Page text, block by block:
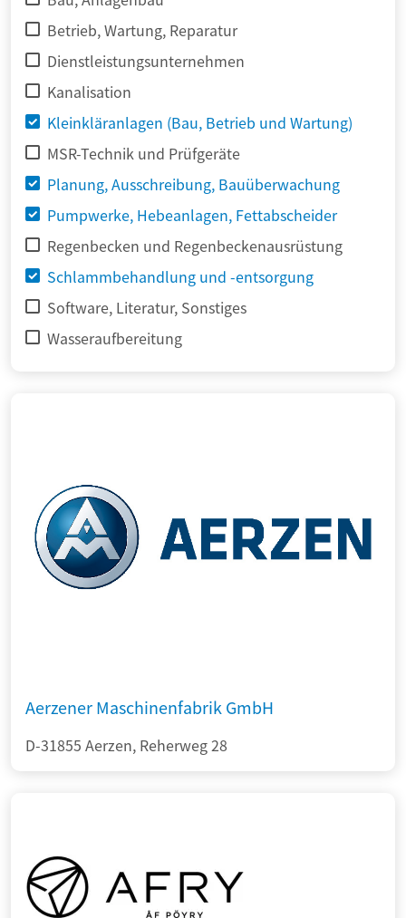
Betrieb, Wartung, Reparatur
Dienstleistungsunternehmen
Kanalisation
Kleinkläranlagen (Bau, Betrieb und Wartung)
MSR-Technik und Prüfgeräte
Planung, Ausschreibung, Bauüberwachung
Pumpwerke, Hebeanlagen, Fettabscheider
Regenbecken und Regenbeckenausrüstung
Schlammbehandlung und -entsorgung
Software, Literatur, Sonstiges
Wasseraufbereitung
Aerzener Maschinenfabrik GmbH
D-31855 Aerzen, Reherweg 28